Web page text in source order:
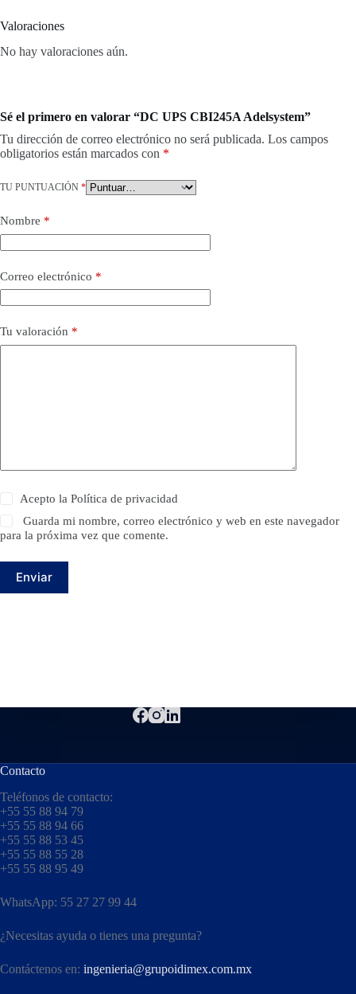
Valoraciones
No hay valoraciones aún.
Sé el primero en valorar “DC UPS CBI245A Adelsystem”
Tu dirección de correo electrónico no será publicada. Los campos
obligatorios están marcados con *
TU PUNTUACIÓN *
Nombre *
Correo electrónico *
Tu valoración *
Acepto laPolítica de privacidad
Guarda mi nombre, correo electrónico y web en este navegador
para la próxima vez que comente.
Enviar
Contacto
Teléfonos de contacto:
+55 55 88 94 79
+55 55 88 94 66
+55 55 88 53 45
+55 55 88 55 28
+55 55 88 95 49
WhatsApp: 55 27 27 99 44
¿Necesitas ayuda o tienes una pregunta?
Contáctenos en: ingenieria@grupoidimex.com.mx